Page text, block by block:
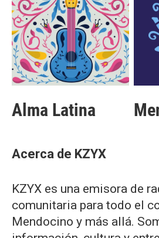
Alma Latina
Acerca de KZYX
KZYX es una emisora de
comunitaria para todo el
Mendocino y más allá.